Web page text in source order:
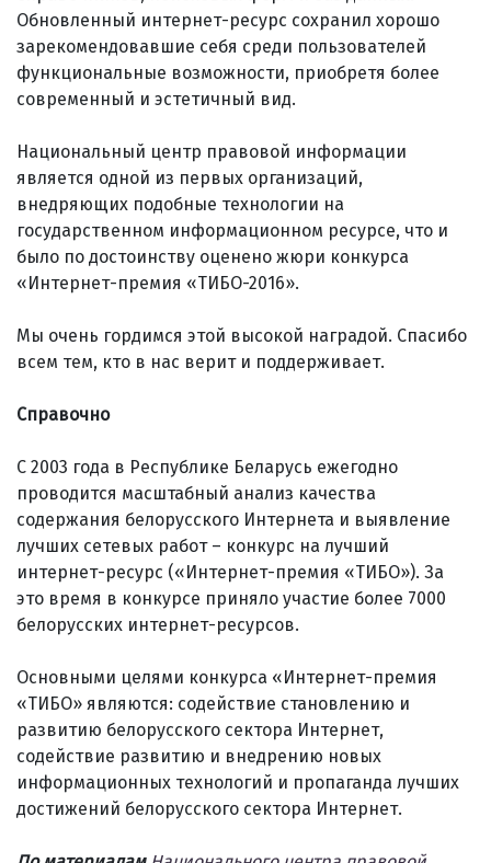
Обновленный интернет-ресурс сохранил хорошо
зарекомендовавшие себя среди пользователей
функциональные возможности, приобретя более
современный и эстетичный вид.
Национальный центр правовой информации
является одной из первых организаций,
внедряющих подобные технологии на
государственном информационном ресурсе, что и
было по достоинству оценено жюри конкурса
«Интернет-премия «ТИБО-2016».
Мы очень гордимся этой высокой наградой. Спасибо
всем тем, кто в нас верит и поддерживает.
Справочно
С 2003 года в Республике Беларусь ежегодно
проводится масштабный анализ качества
содержания белорусского Интернета и выявление
лучших сетевых работ – конкурс на лучший
интернет-ресурс («Интернет-премия «ТИБО»). За
это время в конкурсе приняло участие более 7000
белорусских интернет-ресурсов.
Основными целями конкурса «Интернет-премия
«ТИБО» являются: содействие становлению и
развитию белорусского сектора Интернет,
содействие развитию и внедрению новых
информационных технологий и пропаганда лучших
достижений белорусского сектора Интернет.